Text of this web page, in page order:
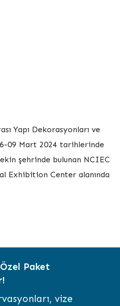
Yapı Dekorasyonları ve
09 Mart 2024 tarihlerinde
şehrinde bulunan NCIEC
Exhibition Center alanında
Paket
vize